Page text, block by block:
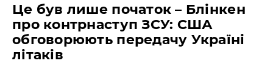
Це був лише початок – Блінкен
про контрнаступ ЗСУ: США
обговорюють передачу Україні
літаків